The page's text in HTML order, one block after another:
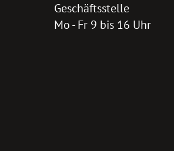
Geschäftsstelle
Mo - Fr 9 bis 16 Uhr